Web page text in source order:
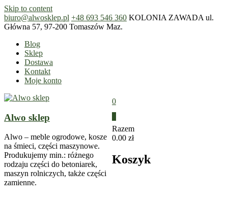
Skip to content
biuro@alwosklep.pl +48 693 546 360 KOLONIA ZAWADA ul.
Główna 57, 97-200 Tomaszów Maz.
Blog
Sklep
Dostawa
Kontakt
Moje konto
Alwo sklep
Alwo – meble ogrodowe, kosze
na śmieci, części maszynowe.
Produkujemy min.: różnego
rodzaju części do betoniarek,
maszyn rolniczych, także części
zamienne.
0
Razem
0.00 zł
Koszyk